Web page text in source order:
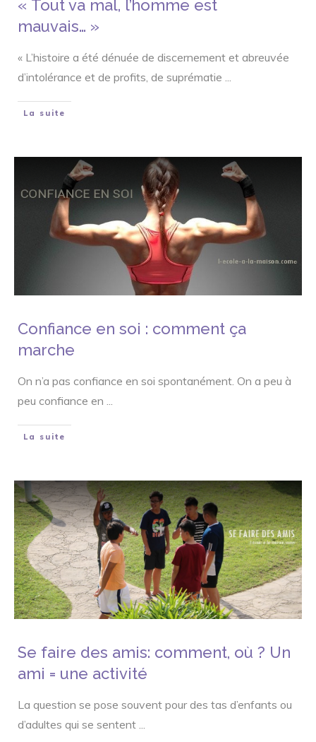
« Tout va mal, l’homme est
mauvais… »
« L’histoire a été dénuée de discernement et abreuvée
d’intolérance et de profits, de suprématie
La suite
Confiance en soi : comment ça
marche
On n’a pas confiance en soi spontanément. On a peu à
peu confiance en
La suite
Se faire des amis: comment, où ? Un
ami = une activité
La question se pose souvent pour des tas d’enfants ou
d’adultes qui se sentent